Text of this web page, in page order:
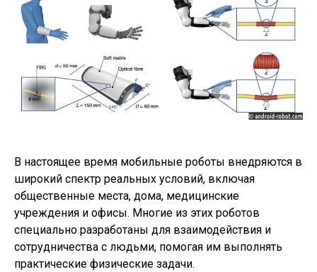
В настоящее время мобильные роботы внедряются в
широкий спектр реальных условий, включая
общественные места, дома, медицинские
учреждения и офисы. Многие из этих роботов
специально разработаны для взаимодействия и
сотрудничества с людьми, помогая им выполнять
практические физические задачи.